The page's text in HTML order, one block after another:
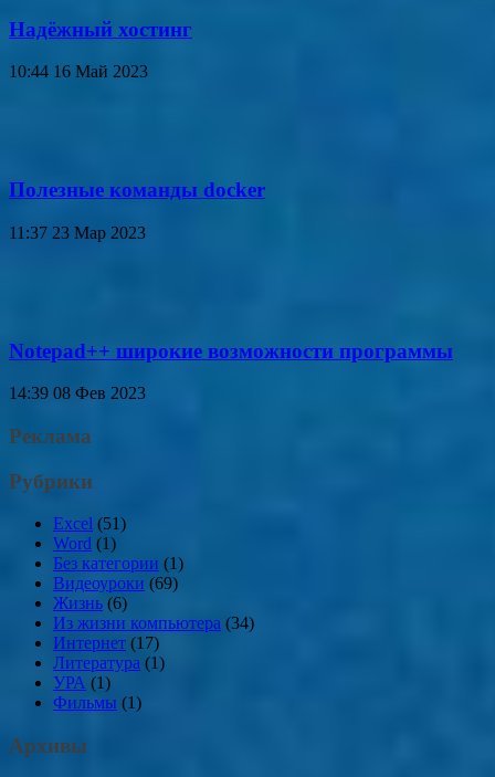
Надёжный хостинг
10:44 16 Май 2023
Полезные команды docker
11:37 23 Мар 2023
Notepad++ широкие возможности программы
14:39 08 Фев 2023
Реклама
Рубрики
Excel (51)
Word (1)
Без категории (1)
Видеоуроки (69)
Жизнь (6)
Из жизни компьютера (34)
Интернет (17)
Литература (1)
УРА (1)
Фильмы (1)
Архивы